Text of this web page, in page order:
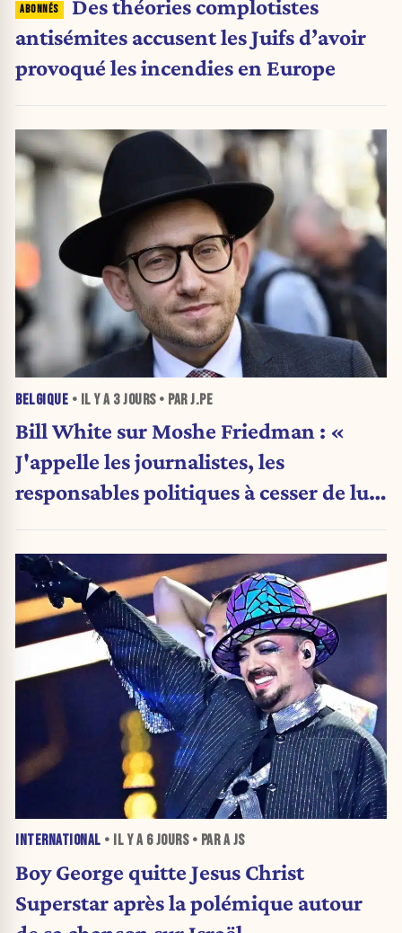
Des théories complotistes
antisémites accusent les Juifs d’avoir
provoqué les incendies en Europe
BELGIQUE • IL Y A 3 JOURS• PAR J.PE
Bill White sur Moshe Friedman : «
J'appelle les journalistes, les
responsables politiques à cesser de lui
INTERNATIONAL • IL Y A 6 JOURS• PAR A JS
Boy George quitte Jesus Christ
Superstar après la polémique autour